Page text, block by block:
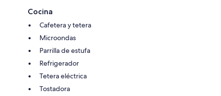
Cocina
Cafetera y tetera
Microondas
Parrilla de estufa
Refrigerador
Tetera eléctrica
Tostadora